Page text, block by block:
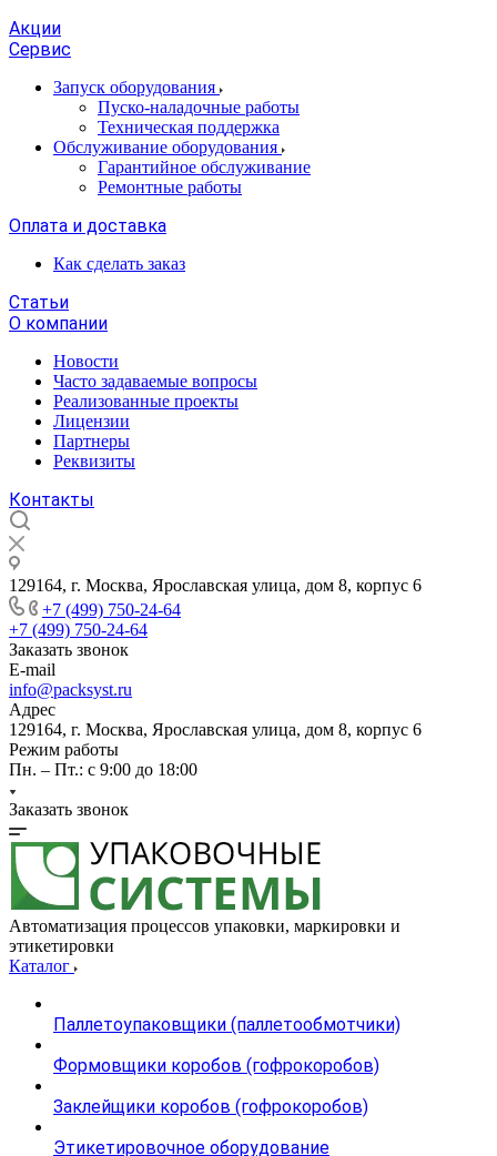
Акции
Сервис
Запуск оборудования
Пуско-наладочные работы
Техническая поддержка
Обслуживание оборудования
Гарантийное обслуживание
Ремонтные работы
Оплата и доставка
Как сделать заказ
Статьи
О компании
Новости
Часто задаваемые вопросы
Реализованные проекты
Лицензии
Партнеры
Реквизиты
Контакты
129164, г. Москва, Ярославская улица, дом 8, корпус 6
+7 (499) 750-24-64
+7 (499) 750-24-64
Заказать звонок
E-mail
info@packsyst.ru
Адрес
129164, г. Москва, Ярославская улица, дом 8, корпус 6
Режим работы
Пн. – Пт.: с 9:00 до 18:00
Заказать звонок
Автоматизация процессов упаковки, маркировки и
этикетировки
Каталог
Паллетоупаковщики (паллетообмотчики)
Формовщики коробов (гофрокоробов)
Заклейщики коробов (гофрокоробов)
Этикетировочное оборудование